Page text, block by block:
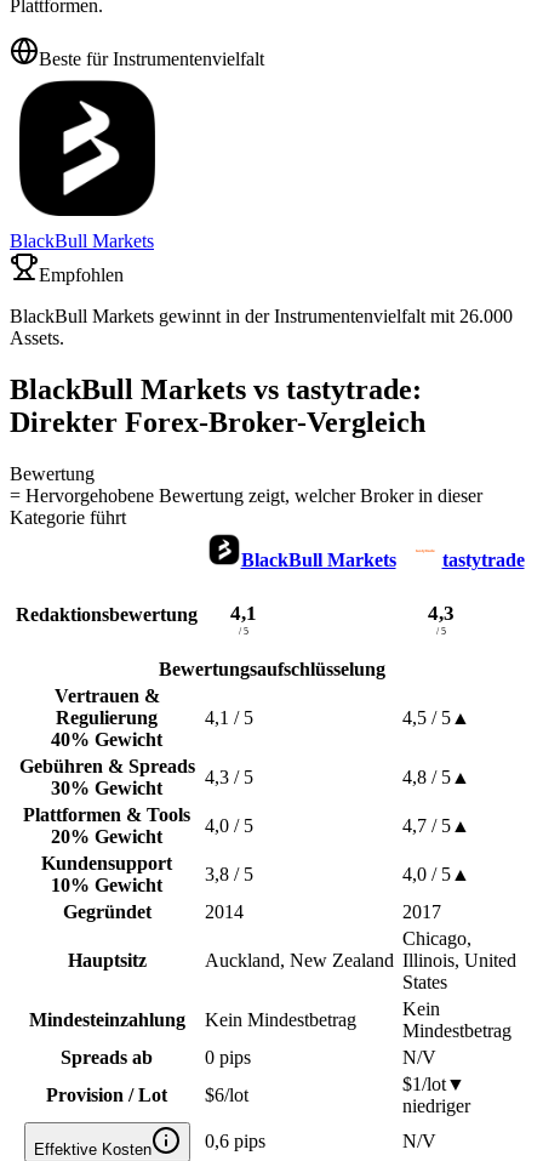
Plattformen.
Beste für Instrumentenvielfalt
BlackBull Markets
Empfohlen
BlackBull Markets gewinnt in der Instrumentenvielfalt mit 26.000
Assets.
BlackBull Markets vs tastytrade:
Direkter Forex-Broker-Vergleich
Bewertung
= Hervorgehobene Bewertung zeigt, welcher Broker in dieser
Kategorie führt
BlackBull Markets tastytrade
Redaktionsbewertung 4,1
/ 5
4,3
/ 5
Bewertungsaufschlüsselung
Vertrauen &
Regulierung
40% Gewicht
4,1 / 5 4,5 / 5 ▲
Gebühren & Spreads
30% Gewicht
4,3 / 5 4,8 / 5 ▲
Plattformen & Tools
20% Gewicht
4,0 / 5 4,7 / 5 ▲
Kundensupport
10% Gewicht
3,8 / 5 4,0 / 5 ▲
Gegründet
2014 2017
Hauptsitz Auckland, New Zealand
Chicago,
Illinois, United
States
Mindesteinzahlung
Kein Mindestbetrag
Kein
Mindestbetrag
Spreads ab
0 pips
N/V
Provision / Lot
$6/lot
$1/lot▼
niedriger
Effektive Kosten 0,6 pips
N/V